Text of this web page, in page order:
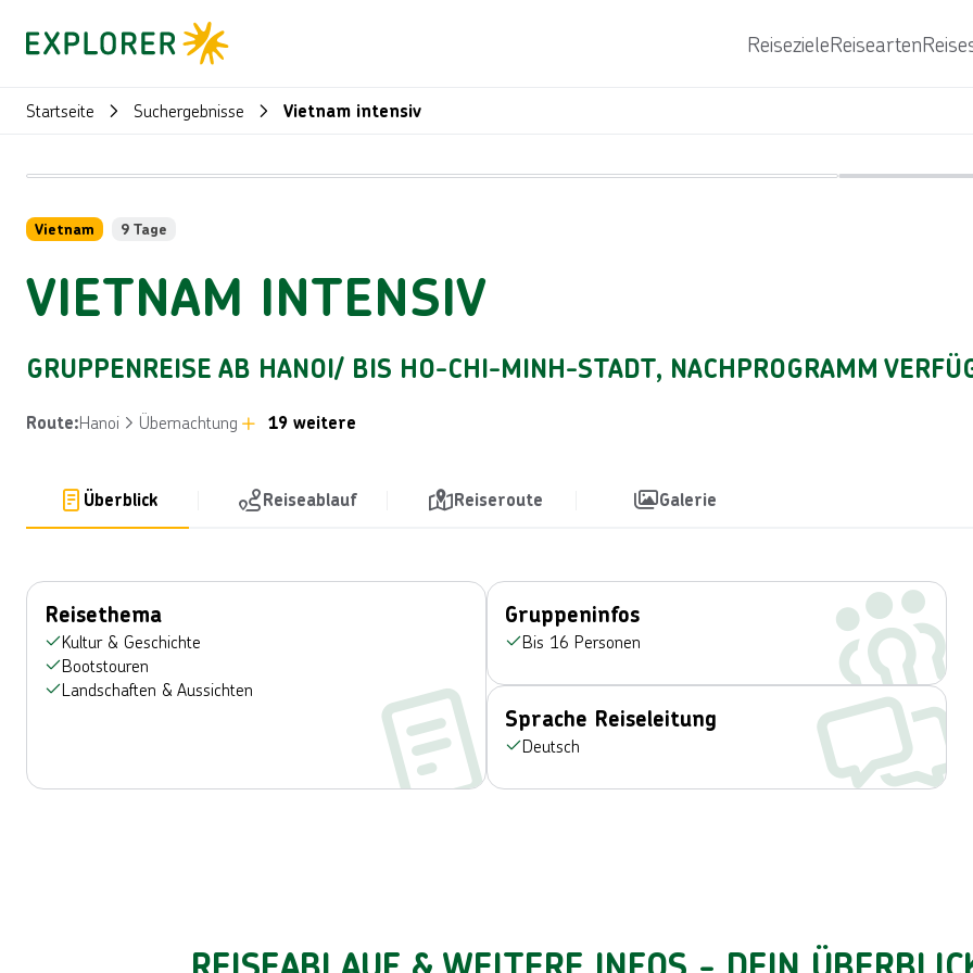
ReisezieleReisearten
Startseite Suchergebnisse Vietnam intensiv
Vietnam 9 Tage
VIETNAM INTENSIV
GRUPPENREISE AB HANOI/ BIS HO-CHI-MINH-STADT, NACHPROGRAMM
Route:Hanoi Übernachtung 19 weitere
Überblick Reiseablauf Reiseroute Galerie
Reisethema
Kultur & Geschichte
Bootstouren
Landschaften & Aussichten
Gruppeninfos
Bis 16 Personen
Sprache Reiseleitung
Deutsch